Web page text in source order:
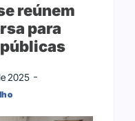
reúnem
para
2025